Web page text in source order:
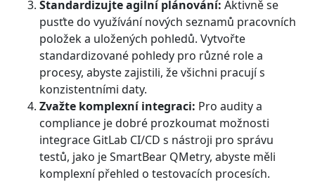
Standardizujte agilní plánování: Aktivně se
pusťte do využívání nových seznamů pracovních
položek a uložených pohledů. Vytvořte
standardizované pohledy pro různé role a
procesy, abyste zajistili, že všichni pracují s
konzistentními daty.
Zvažte komplexní integraci: Pro audity a
compliance je dobré prozkoumat možnosti
integrace GitLab CI/CD s nástroji pro správu
testů, jako je SmartBear QMetry, abyste měli
komplexní přehled o testovacích procesích.